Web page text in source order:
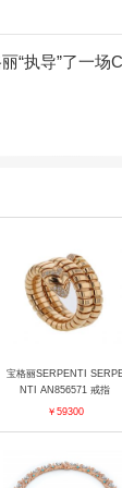
“执导”了一场
宝格丽SERPENTI
NTI AN856571 戒指
￥59300